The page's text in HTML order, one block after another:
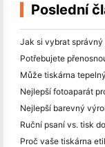
Poslední
Nejlepší fotoaparát
Proč vaše tiskárna